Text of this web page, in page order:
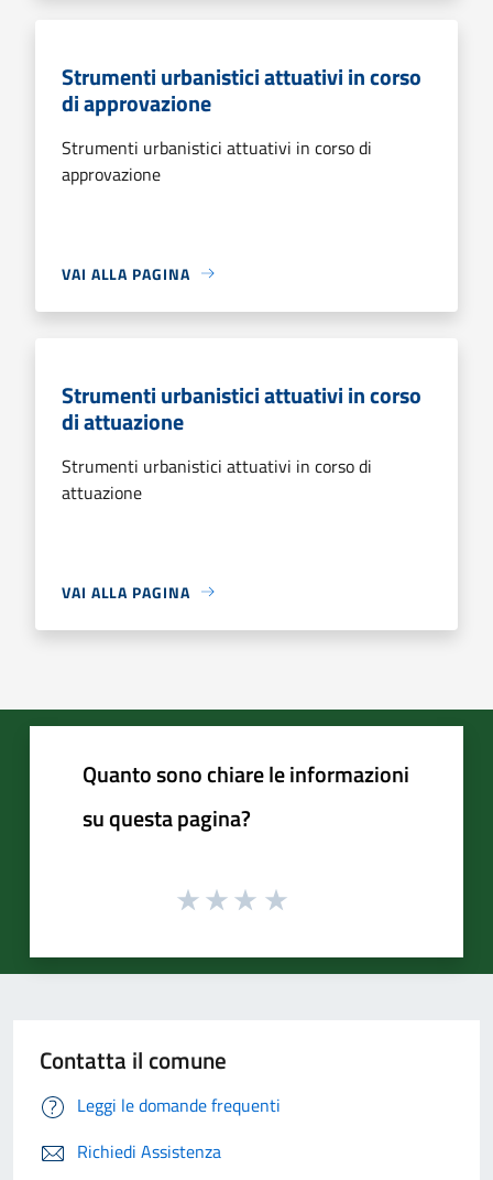
Strumenti urbanistici attuativi in corso
di approvazione
Strumenti urbanistici attuativi in corso di
approvazione
VAI ALLA PAGINA
Strumenti urbanistici attuativi in corso
di attuazione
Strumenti urbanistici attuativi in corso di
attuazione
VAI ALLA PAGINA
Quanto sono chiare le informazioni
su questa pagina?
Contatta il comune
Leggi le domande frequenti
Richiedi Assistenza